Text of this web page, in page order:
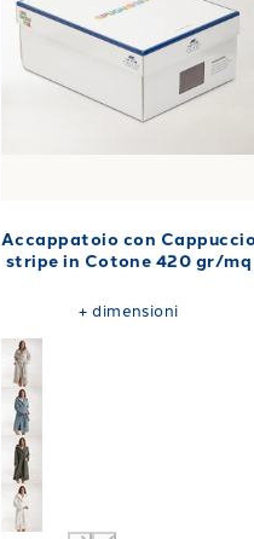
Accappatoio con
stripe in Cotone 420 gr/mq
+dimensioni